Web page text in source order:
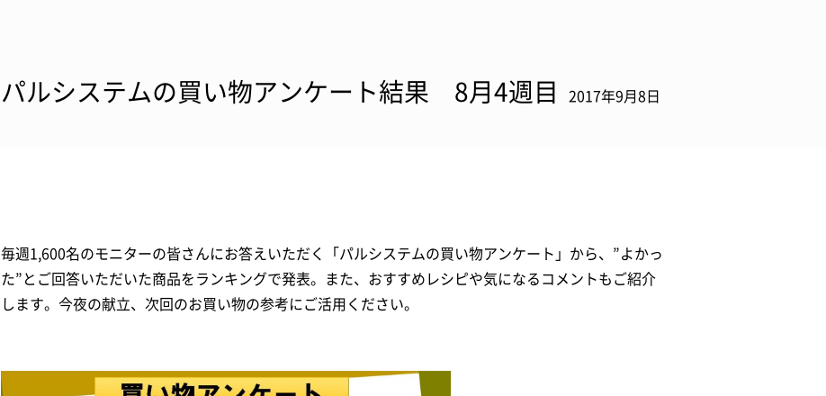
パルシステムの買い物アンケート結果 8月4週目 2017年9月8日
毎週1,600名のモニターの皆さんにお答えいただく「パルシステムの買い物アンケート」から、”よかっ
た”とご回答いただいた商品をランキングで発表。また、おすすめレシピや気になるコメントもご紹介
します。今夜の献立、次回のお買い物の参考にご活用ください。